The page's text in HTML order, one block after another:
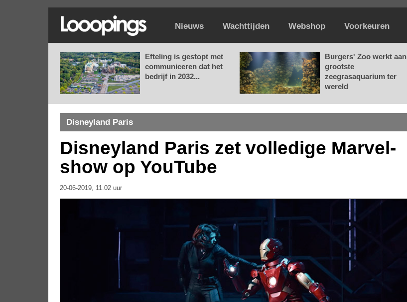
Nieuws Wachttijden Webshop Voorkeuren
Efteling is gestopt met
communiceren dat het
bedrijf in 2032...
Burgers' Zoo werkt aan
grootste
zeegrasaquarium ter
wereld
Disneyland Paris
Disneyland Paris zet volledige Marvel-
show op YouTube
20-06-2019, 11.02 uur